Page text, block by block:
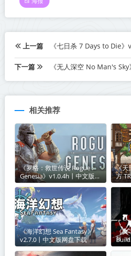
上一篇 《七日杀 7 Days to Die》v2.5.b18-全DLC+
下一篇 《无人深空 No Man's Sky》v6.18-全DLC+送修改器+赠音乐原声+赠满
相关推荐
《罗格：救世传说 Rogue :
Genesia》v1.0.4h丨中文版网
盘下载
《天
方
文
《海洋幻想 Sea Fantasy》
v2.7.0丨中文版网盘下载
《文
下载